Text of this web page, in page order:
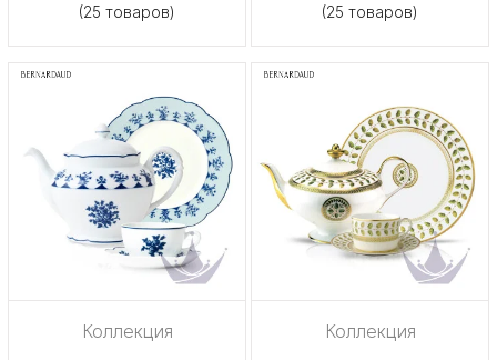
(25 товаров) (25 товаров)
Коллекция Коллекция